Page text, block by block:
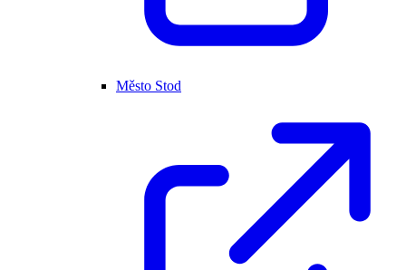
Město Stod